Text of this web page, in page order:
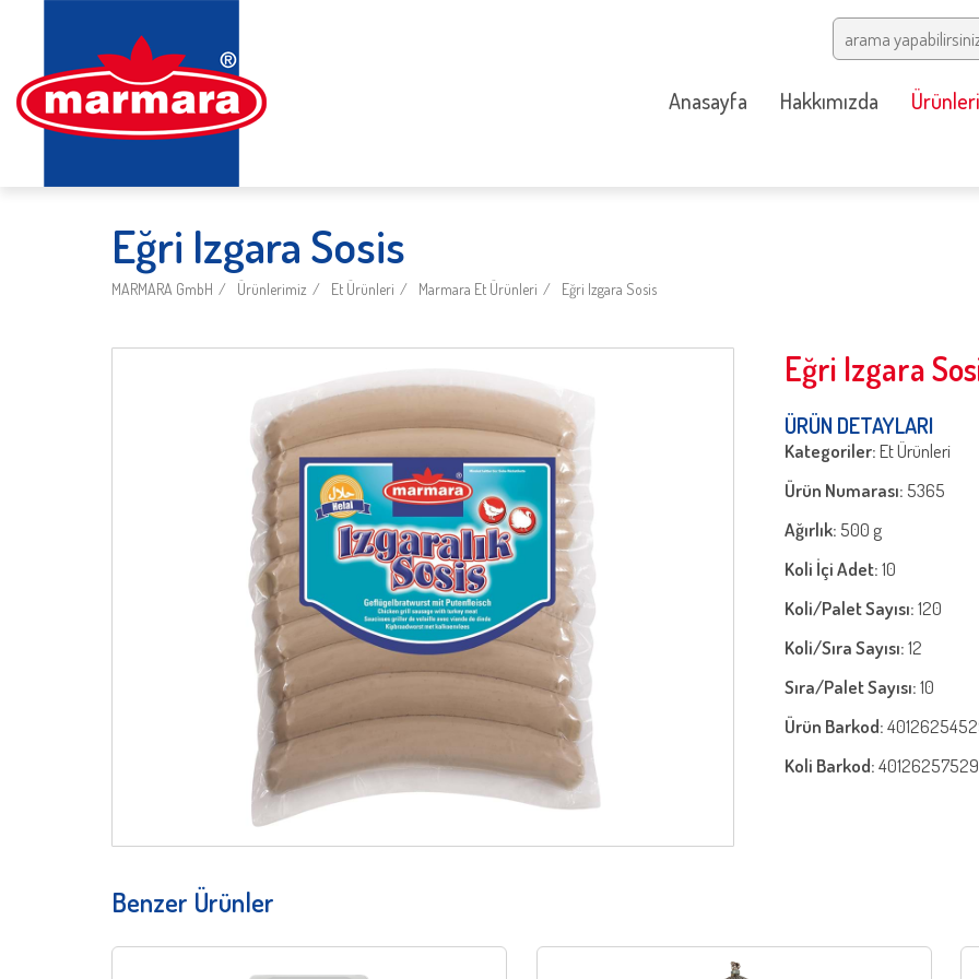
Anasayfa Hakkımızda
Eğri Izgara Sosis
MARMARA GmbH Ürünlerimiz Et Ürünleri Marmara Et Ürünleri Eğri Izgara Sosis
Eğri Izgara
ÜRÜN DETAYLARI
Kategoriler:Et Ürünleri
Ürün Numarası: 5365
Ağırlık: 500 g
Koli İçi Adet:10
Koli/Palet Sayısı:120
Koli/Sıra Sayısı:12
Sıra/Palet Sayısı:10
Ürün Barkod:
Koli Barkod:
Benzer Ürünler